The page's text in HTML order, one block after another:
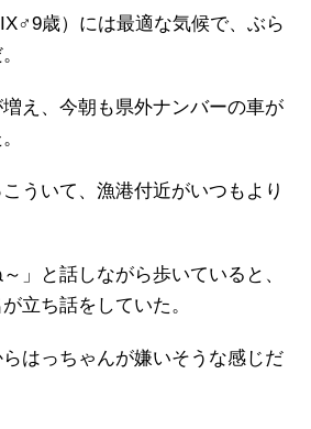
歳）には最適な気候で、ぶら
え、今朝も県外ナンバーの車が
ういて、漁港付近がいつもより
」と話しながら歩いていると、
立ち話をしていた。
はっちゃんが嫌いそうな感じだ